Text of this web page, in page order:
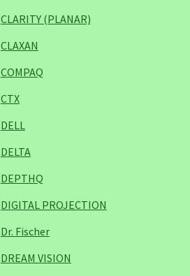
CLARITY (PLANAR)
CLAXAN
COMPAQ
CTX
DELL
DELTA
DEPTHQ
DIGITAL PROJECTION
Dr. Fischer
DREAM VISION